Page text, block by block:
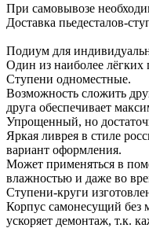
При самовывозе
Доставка пьедесталов-
Подиум для
Один из наиболее лёгких
Ступени одноместные.
Возможность сложить
друга обеспечивает
Упрощенный, но
Яркая ливрея в стиле
вариант оформления.
Может применяться в
влажностью и даже во
Ступени-круги
Корпус самонесущий без
ускоряет демонтаж, т.к.